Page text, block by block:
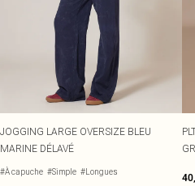
JOGGING LARGE OVERSIZE BLEU
MARINE DÉLAVÉ
#À capuche #Simple #Longues